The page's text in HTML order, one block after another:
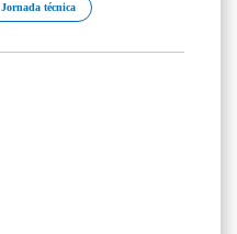
Jornada técnica